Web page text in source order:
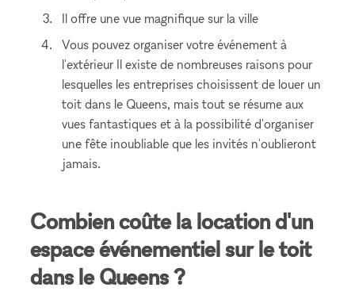
Il offre une vue magnifique sur la ville
Vous pouvez organiser votre événement à
l'extérieur Il existe de nombreuses raisons pour
lesquelles les entreprises choisissent de louer un
toit dans le Queens, mais tout se résume aux
vues fantastiques et à la possibilité d'organiser
une fête inoubliable que les invités n'oublieront
jamais.
Combien coûte la location d'un
espace événementiel sur le toit
dans le Queens ?